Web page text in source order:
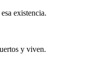
existencia.
y viven.